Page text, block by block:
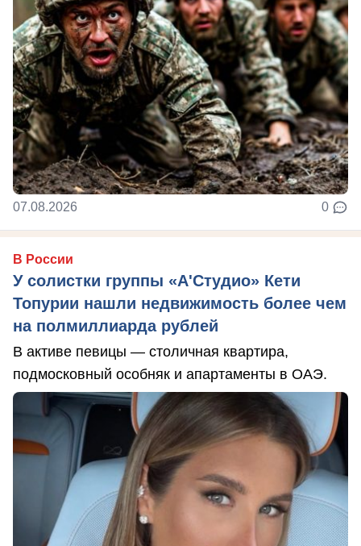
07.08.2026 0
В России
У солистки группы «А'Студио» Кети
Топурии нашли недвижимость более чем
на полмиллиарда рублей
В активе певицы — столичная квартира,
подмосковный особняк и апартаменты в ОАЭ.